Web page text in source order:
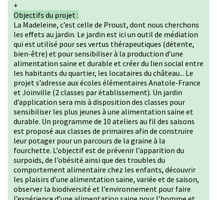
+
Objectifs du projet :
La Madeleine, c’est celle de Proust, dont nous cherchons
les effets au jardin. Le jardin est ici un outil de médiation
qui est utilisé pour ses vertus thérapeutiques (détente,
bien-être) et pour sensibiliser à la production d’une
alimentation saine et durable et créer du lien social entre
les habitants du quartier, les locataires du château... Le
projet s’adresse aux écoles élémentaires Anatole-France
et Joinville (2 classes par établissement). Un jardin
d’application sera mis à disposition des classes pour
sensibiliser les plus jeunes à une alimentation saine et
durable. Un programme de 10 ateliers au fil des saisons
est proposé aux classes de primaires afin de construire
leur potager pour un parcours de la graine à la
fourchette. L’objectif est de prévenir l’apparition du
surpoids, de l’obésité ainsi que des troubles du
comportement alimentaire chez les enfants, découvrir
les plaisirs d’une alimentation saine, variée et de saison,
observer la biodiversité et l’environnement pour faire